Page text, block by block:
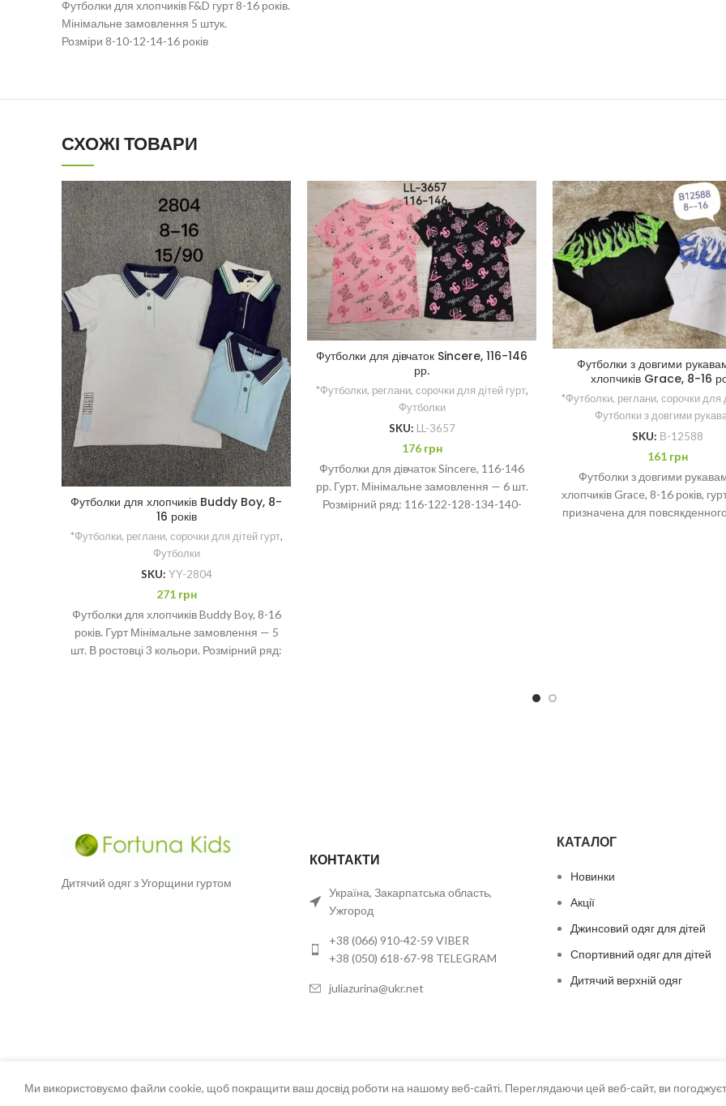
Футболки для хлопчиків F&D гурт 8-16 років.
Мінімальне замовлення 5 штук.
Розміри 8-10-12-14-16 років
СХОЖІ ТОВАРИ
Футболки для хлопчиків Buddy Boy, 8-
16 років
*Футболки, реглани, сорочки для дітей гурт,
Футболки
SKU: YY-2804
271 грн
Футболки для хлопчиків Buddy Boy, 8-16
років. Гурт Мінімальне замовлення — 5
шт. В ростовці 3 кольори. Розмірний ряд:
Футболки для дівчаток Sincere, 116-146
рр.
*Футболки, реглани, сорочки для дітей гурт,
Футболки
SKU: LL-3657
176 грн
Футболки для дівчаток Sincere, 116-146
рр. Гурт. Мінімальне замовлення — 6 шт.
Розмірний ряд: 116-122-128-134-140-
Футболки з довгими
хлопчиків Grace, 8-16
*Футболки, реглани, сорочки для
Футболки з довгими
SKU: В-12588
161 грн
Футболки з довгими
хлопчиків Grace, 8-16 років,
призначена для
Дитячий одяг з Угорщини гуртом
КОНТАКТИ
Україна, Закарпатська область,
Ужгород
+38 (066) 910-42-59 VIBER
+38 (050) 618-67-98 TELEGRAM
juliazurina@ukr.net
КАТАЛОГ
Новинки
Акції
Джинсовий одяг для дітей
Спортивний одяг для дітей
Дитячий верхній одяг
2023 FortunaKids Всі права захищені.
Ми використовуємо файли cookie, щоб покращити ваш досвід роботи на нашому веб-сайті. Переглядаючи цей веб-сайт, ви